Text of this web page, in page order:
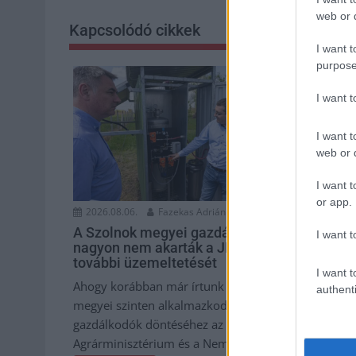
web or
I want
I want
I want
web or
I want
or app.
I want
I want
Kapcsolódó cikkek
2026.08.06. Fazekas Adrián
A Szolnok megyei gazdák
nagyon nem akarták a JÉGER
további üzemeltetését
Ahogy korábban már írtunk róla,
megyei szinten alkalmazkodik a
gazdálkodók döntéséhez az
Agrárminisztérium és a Nemzeti...
2026.08.06.
Csődbe
szereplője
fizetési